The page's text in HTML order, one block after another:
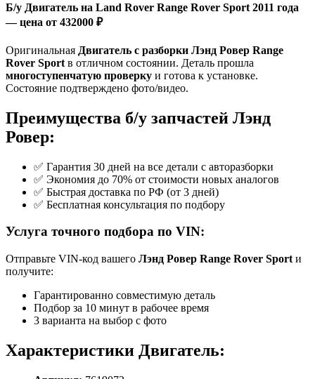
Б/у Двигатель на Land Rover Range Rover Sport 2011 года
— цена от 432000 ₽
Оригинальная Двигатель с разборки Лэнд Ровер Range
Rover Sport в отличном состоянии. Деталь прошла
многоступенчатую проверку и готова к установке.
Состояние подтверждено фото/видео.
Преимущества б/у запчастей Лэнд
Ровер:
✅ Гарантия 30 дней на все детали с авторазборки
✅ Экономия до 70% от стоимости новых аналогов
✅ Быстрая доставка по РФ (от 3 дней)
✅ Бесплатная консультация по подбору
Услуга точного подбора по VIN:
Отправьте VIN-код вашего Лэнд Ровер Range Rover Sport и
получите:
Гарантированно совместимую деталь
Подбор за 10 минут в рабочее время
3 варианта на выбор с фото
Характеристики Двигатель: